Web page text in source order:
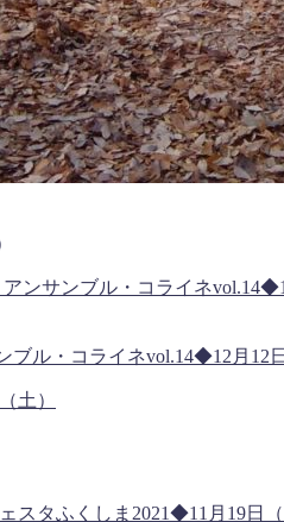
ブル・コライネvol.14◆12月12